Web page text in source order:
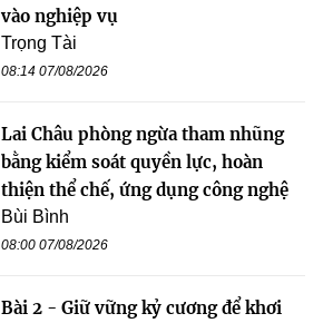
vào nghiệp vụ
Trọng Tài
08:14 07/08/2026
Lai Châu phòng ngừa tham nhũng
bằng kiểm soát quyền lực, hoàn
thiện thể chế, ứng dụng công nghệ
Bùi Bình
08:00 07/08/2026
Bài 2 - Giữ vững kỷ cương để khơi